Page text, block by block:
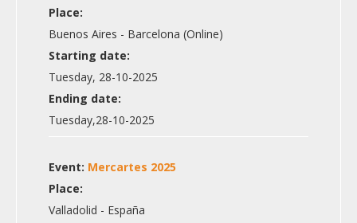
Place:
Buenos Aires - Barcelona (Online)
Starting date:
Tuesday, 28-10-2025
Ending date:
Tuesday,28-10-2025
Event: Mercartes 2025
Place:
Valladolid - España